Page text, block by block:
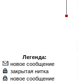
Легенда:
новое сообщение
закрытая нитка
новое сообщение